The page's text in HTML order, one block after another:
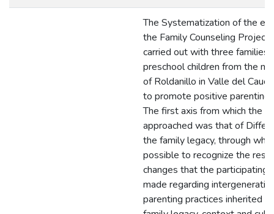
The Systematization of the
the Family Counseling Project
carried out with three families
preschool children from the
of Roldanillo in Valle del
to promote positive parenting
The first axis from which the
approached was that of
the family legacy, through
possible to recognize the
changes that the participating
made regarding
parenting practices inherited